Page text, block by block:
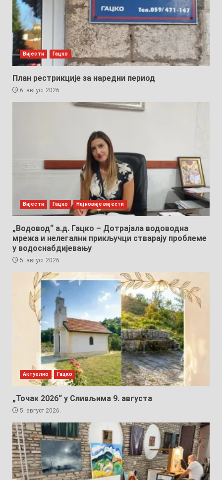
Вијести Гацко
План рестрикције за наредни период
6. август 2026.
Вијести Гацко Најновије вијести
„Водовод“ а.д. Гацко – Дотрајала водоводна
мрежа и нелегални прикључци стварају проблеме
у водоснабдијевању
5. август 2026.
Актуелно Гацко
„Точак 2026“ у Сливљима 9. августа
5. август 2026.